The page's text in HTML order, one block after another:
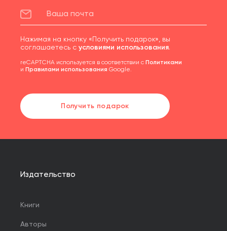
Нажимая на кнопку «Получить подарок», вы
соглашаетесь с условиями использования.
reCAPTCHA используется в соответствии с Политиками
и Правилами использования Google.
Получить подарок
Издательство
Книги
Авторы